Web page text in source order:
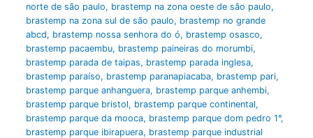
norte de são paulo, brastemp na zona oeste de são paulo,
brastemp na zona sul de são paulo, brastemp no grande
abcd, brastemp nossa senhora do ó, brastemp osasco,
brastemp pacaembu, brastemp paineiras do morumbi,
brastemp parada de taipas, brastemp parada inglesa,
brastemp paraíso, brastemp paranapiacaba, brastemp pari,
brastemp parque anhanguera, brastemp parque anhembi,
brastemp parque bristol, brastemp parque continental,
brastemp parque da mooca, brastemp parque dom pedro 1°,
brastemp parque ibirapuera, brastemp parque industrial